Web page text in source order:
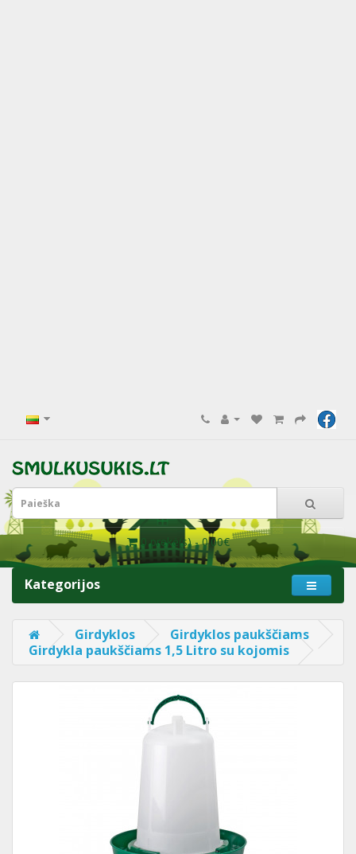
0 prekė(s) - 0.00€
Kategorijos
Girdyklos
Girdyklos paukščiams
Girdykla paukščiams 1,5 Litro su kojomis